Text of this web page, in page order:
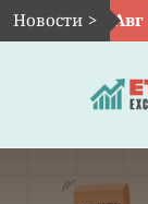
Skip
to
Новости >Авг 7:
ГЛАВНАЯ